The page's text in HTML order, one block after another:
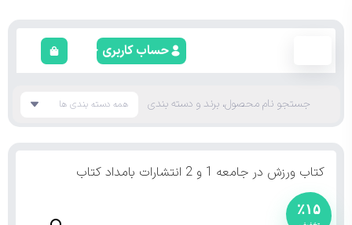
حساب کاربری
کتاب ورزش در جامعه 1 و 2 انتشارات بامداد کتاب
٪۱۵